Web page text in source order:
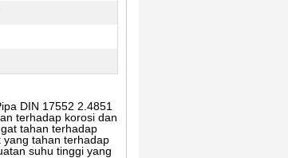
DIN 17552 2.4851
terhadap korosi dan
tahan terhadap
yang tahan terhadap
suhu tinggi yang